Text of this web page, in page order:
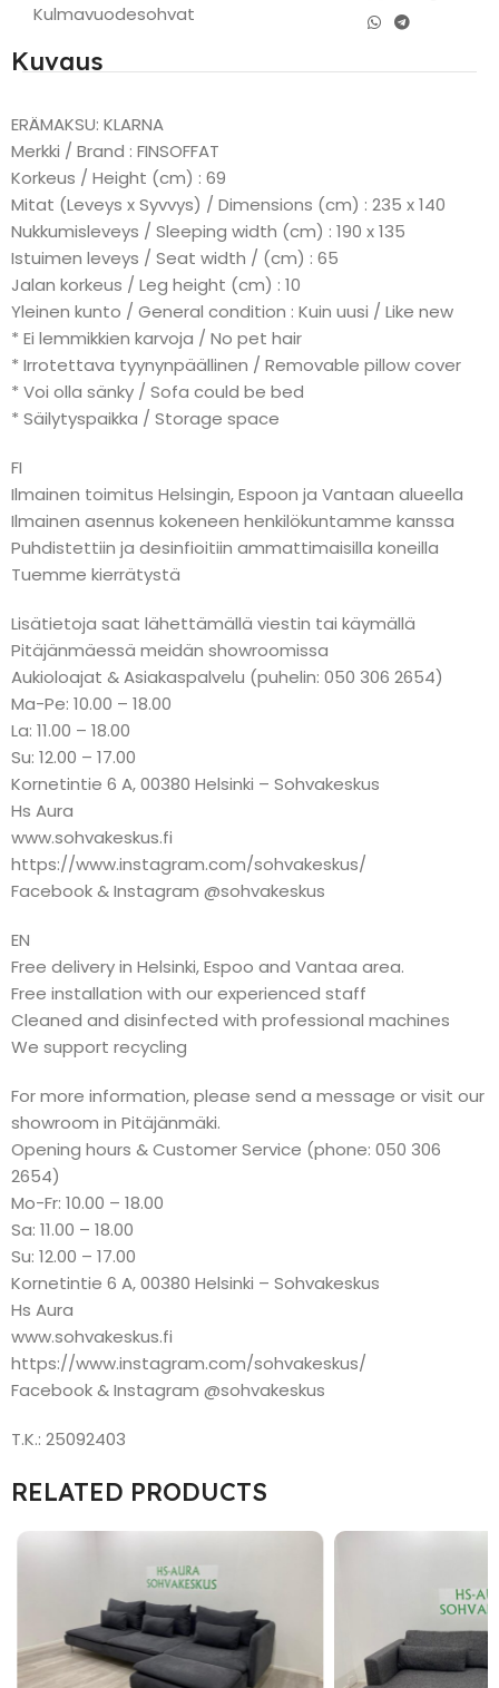
Kulmavuodesohvat
Kuvaus
ERÄMAKSU: KLARNA
Merkki / Brand : FINSOFFAT
Korkeus / Height (cm) : 69
Mitat (Leveys x Syvvys) / Dimensions (cm) : 235 x 140
Nukkumisleveys / Sleeping width (cm) : 190 x 135
Istuimen leveys / Seat width / (cm) : 65
Jalan korkeus / Leg height (cm) : 10
Yleinen kunto / General condition : Kuin uusi / Like new
* Ei lemmikkien karvoja / No pet hair
* Irrotettava tyynynpäällinen / Removable pillow cover
* Voi olla sänky / Sofa could be bed
* Säilytyspaikka / Storage space
FI
Ilmainen toimitus Helsingin, Espoon ja Vantaan alueella
Ilmainen asennus kokeneen henkilökuntamme kanssa
Puhdistettiin ja desinfioitiin ammattimaisilla koneilla
Tuemme kierrätystä
Lisätietoja saat lähettämällä viestin tai käymällä
Pitäjänmäessä meidän showroomissa
Aukioloajat & Asiakaspalvelu (puhelin: 050 306 2654)
Ma-Pe: 10.00 – 18.00
La: 11.00 – 18.00
Su: 12.00 – 17.00
Kornetintie 6 A, 00380 Helsinki – Sohvakeskus
Hs Aura
www.sohvakeskus.fi
https://www.instagram.com/sohvakeskus/
Facebook & Instagram @sohvakeskus
EN
Free delivery in Helsinki, Espoo and Vantaa area.
Free installation with our experienced staff
Cleaned and disinfected with professional machines
We support recycling
For more information, please send a message or visit our
showroom in Pitäjänmäki.
Opening hours & Customer Service (phone: 050 306
2654)
Mo-Fr: 10.00 – 18.00
Sa: 11.00 – 18.00
Su: 12.00 – 17.00
Kornetintie 6 A, 00380 Helsinki – Sohvakeskus
Hs Aura
www.sohvakeskus.fi
https://www.instagram.com/sohvakeskus/
Facebook & Instagram @sohvakeskus
T.K.: 25092403
RELATED PRODUCTS